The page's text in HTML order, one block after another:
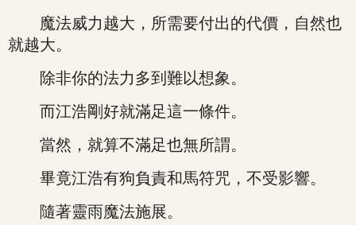
魔法威力越大，所需要付出的代價，自然也
就越大。
除非你的法力多到難以想象。
而江浩剛好就滿足這一條件。
當然，就算不滿足也無所謂。
畢竟江浩有狗負責和馬符咒，不受影響。
隨著靈雨魔法施展。